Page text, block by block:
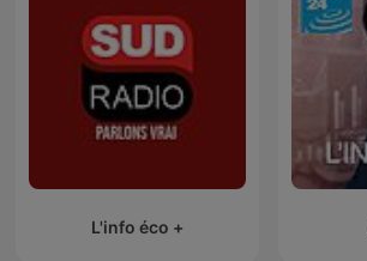
L'info éco +